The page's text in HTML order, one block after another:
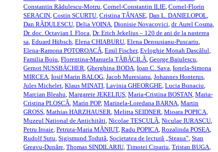
Constantin Rãdulescu-Motru, Cornel-Constantin ILIE, Cornel-Florin
SERACIN, Costin SCURTU, Cristina TÃNASE, Dan L. DANIELOPOL,
Dan RÃDULESCU, Delia VOINA, Dionisie Novacovici, dr. Aurel Cosma,
Dr. doc. Octavian I. Floca, Dr. Erich Jekelius – 120 de ani de la nasterea
sa, Eduard Hübsch, Elena CHIABURU, Elena Densusianu-Puscariu,
Elena-Ramona POTOROACÃ, Emil Fischer, Evloghie Monah Dascãlul,
Familia Boiu, Florentina-Manuela TÃBÃCILÃ, George Baiulescu,
Gernot NUSSBÄCHER, Gherghina BODA, Ioan C. Sava, Ionela-Simona
MIRCEA, Iosif Marin BALOG, Jacob Muresianu, Johannes Honterus,
Jules Michelet, Klaus MINATI, Lavinia GHEORGHE, Lucia Bunaciu,
Marcian Bleahu, Margarete JEKELIUS, Maria-Cristina BOSTAN, Maria-
Cristina PLOSCÃ, Marin POP, Marinela-Loredana BARNA, Martin
GROSS, Mathias HARZHAUSER, Melitta SEIDNER, Mioara POPICA,
Muzeul National de Antichitãti, Nicolae TESCULÃ, Niculae IURASCU,
Petru Iroaie, Petruta-Maria MÃNIUT, Radu POPICA, Rozalinda POSEA,
Rudolf Sutu, Sigismund Todutã, Societatea de lecturã „Steaua”, Stan
Greavu-Dunãre, Thomas SINDILARIU, Timotei Cipariu, Tristan BUGA,